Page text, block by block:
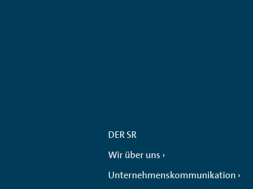
DER SR
Wir über uns
Unternehmenskommunikation